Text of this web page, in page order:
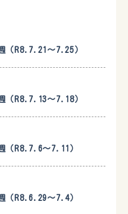
（R8.7.21〜7.25）
（R8.7.13〜7.18）
（R8.7.6〜7.11）
（R8.6.29〜7.4）